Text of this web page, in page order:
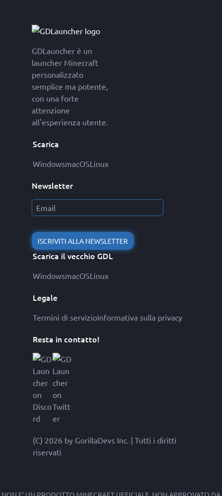
GDLauncher è un
launcher Minecraft
personalizzato
semplice ma potente,
con una forte
attenzione
all'esperienza utente.
Scarica
WindowsmacOSLinux
Newsletter
ISCRIVITI ALLA NEWSLETTER
Scarica il vecchio GDL
WindowsmacOSLinux
Legale
Termini di servizioInformativa sulla privacy
Resta in contatto!
(C) 2026 by GorillaDevs Inc. | Tutti i diritti
riservati